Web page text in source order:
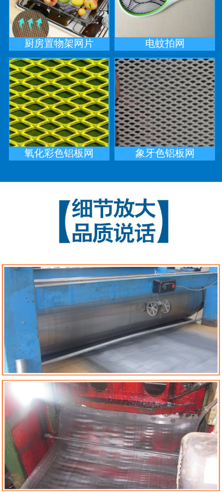
厨房置物架网片 电蚊拍网
氧化彩色铝板网 象牙色铝板网